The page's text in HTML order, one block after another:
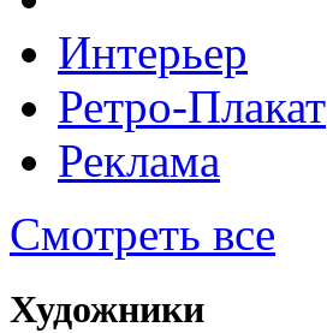
Интерьер
Ретро-Плакат
Реклама
Смотреть все
Художники